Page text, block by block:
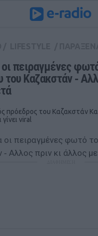
οι πειραγμένες
του Καζακστάν ‑
πρόεδρος του Καζακστάν
viral